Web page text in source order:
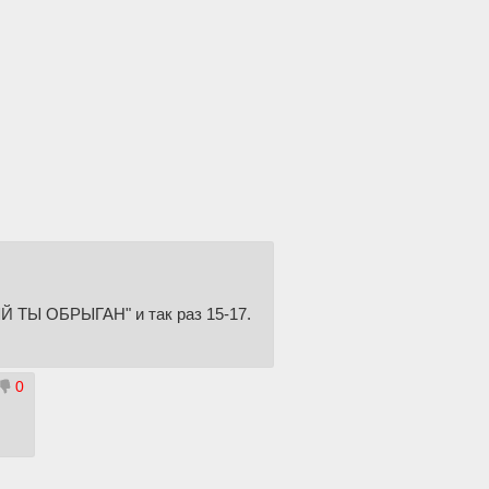
ТЫ ОБРЫГАН" и так раз 15-17.
0